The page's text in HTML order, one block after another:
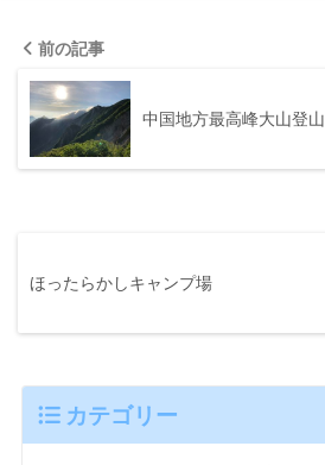
前の記事
中国地方最高峰大山登山
ほったらかしキャンプ場
カテゴリー